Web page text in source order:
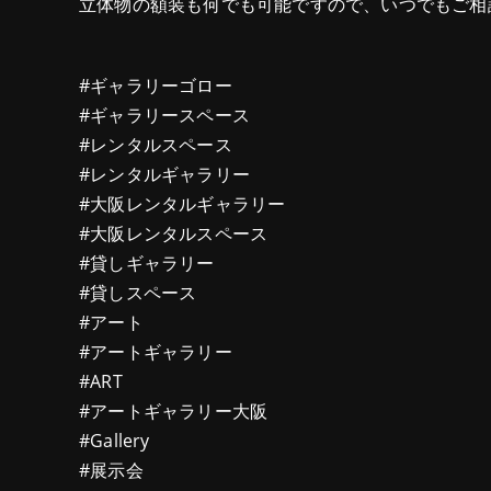
#ギャラリーゴロー
#ギャラリースペース
#レンタルスペース
#レンタルギャラリー
#大阪レンタルギャラリー
#大阪レンタルスペース
#貸しギャラリー
#貸しスペース
#アート
#アートギャラリー
#ART
#アートギャラリー大阪
#Gallery
#展示会